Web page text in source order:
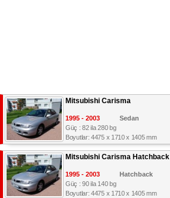
Mitsubishi Carisma
1995 - 2003
Sedan
Güç : 82 ila 280 bg
Boyutlar: 4475 x 1710 x 1405 mm
Mitsubishi Carisma Hatchback
1995 - 2003
Hatchback
Güç : 90 ila 140 bg
Boyutlar: 4475 x 1710 x 1405 mm